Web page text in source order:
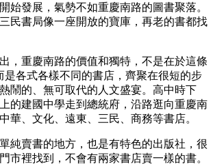
始發展，氣勢不如重慶南路的圖書聚落。
民書局像一座開放的寶庫，再老的書都找
，重慶南路的價值和獨特，不是在於這條
是各式各樣不同的書店，齊聚在很短的步
鬧的、無可取代的人文盛宴。高中時下
的建國中學走到總統府，沿路逛向重慶南
華、文化、遠東、三民、商務等書店。
純賣書的地方，也是有特色的出版社，很
市裡找到，不會有兩家書店賣一樣的書。